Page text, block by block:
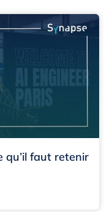
qu’il faut retenir